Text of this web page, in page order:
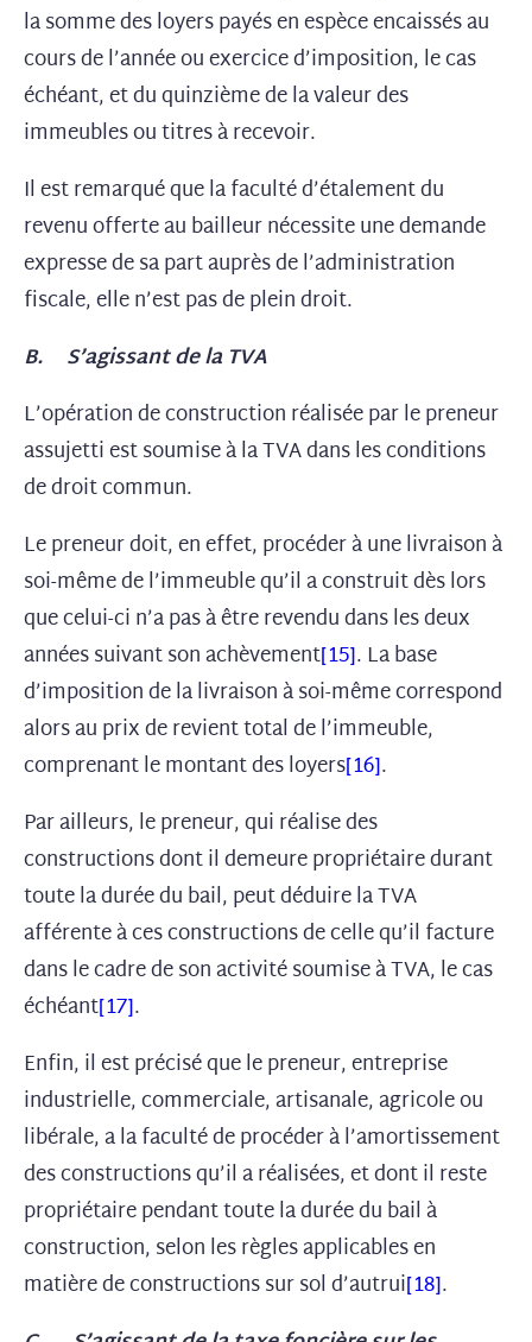
la somme des loyers payés en espèce encaissés au
cours de l’année ou exercice d’imposition, le cas
échéant, et du quinzième de la valeur des
immeubles ou titres à recevoir.
Il est remarqué que la faculté d’étalement du
revenu offerte au bailleur nécessite une demande
expresse de sa part auprès de l’administration
fiscale, elle n’est pas de plein droit.
B. S’agissant de la TVA
L’opération de construction réalisée par le preneur
assujetti est soumise à la TVA dans les conditions
de droit commun.
Le preneur doit, en effet, procéder à une livraison à
soi-même de l’immeuble qu’il a construit dès lors
que celui-ci n’a pas à être revendu dans les deux
années suivant son achèvement[15]. La base
d’imposition de la livraison à soi-même correspond
alors au prix de revient total de l’immeuble,
comprenant le montant des loyers[16].
Par ailleurs, le preneur, qui réalise des
constructions dont il demeure propriétaire durant
toute la durée du bail, peut déduire la TVA
afférente à ces constructions de celle qu’il facture
dans le cadre de son activité soumise à TVA, le cas
échéant[17].
Enfin, il est précisé que le preneur, entreprise
industrielle, commerciale, artisanale, agricole ou
libérale, a la faculté de procéder à l’amortissement
des constructions qu’il a réalisées, et dont il reste
propriétaire pendant toute la durée du bail à
construction, selon les règles applicables en
matière de constructions sur sol d’autrui[18].